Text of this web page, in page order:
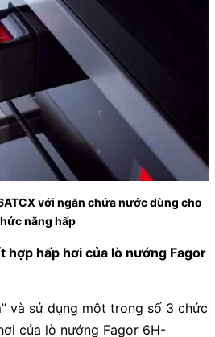
với ngăn chứa nước dùng cho
năng hấp
hợp hấp hơi của lò nướng Fagor
và sử dụng một trong số 3 chức
của lò nướng Fagor 6H-